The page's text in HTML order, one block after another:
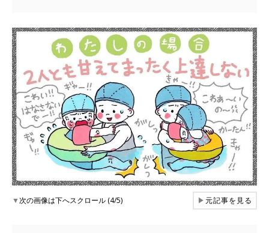
▼次の画像は下へスクロール (4/5) ▶元記事を見る